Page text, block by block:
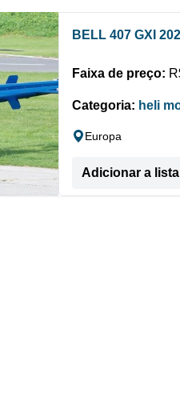
BELL 407 GXI
Faixa de preço:
Categoria: heli
Europa
Adicionar a